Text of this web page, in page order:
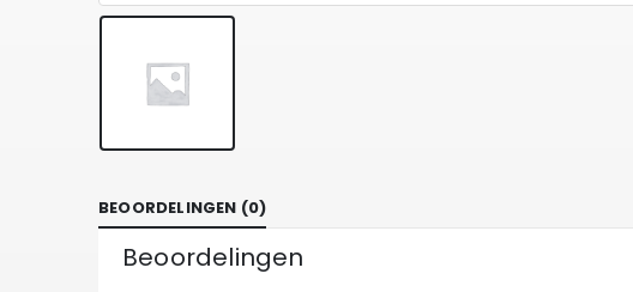
BEOORDELINGEN (0)
Beoordelingen